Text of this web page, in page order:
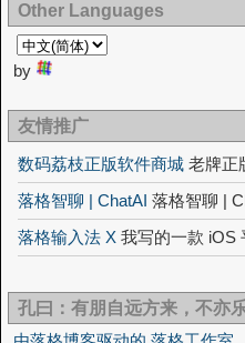
Other Languages
by
友情推广
数码荔枝正版软件商城 老牌正
落格智聊 | ChatAI 落格智聊 |
落格输入法 X 我写的一款 iOS
孔曰：有朋自远方来，不亦